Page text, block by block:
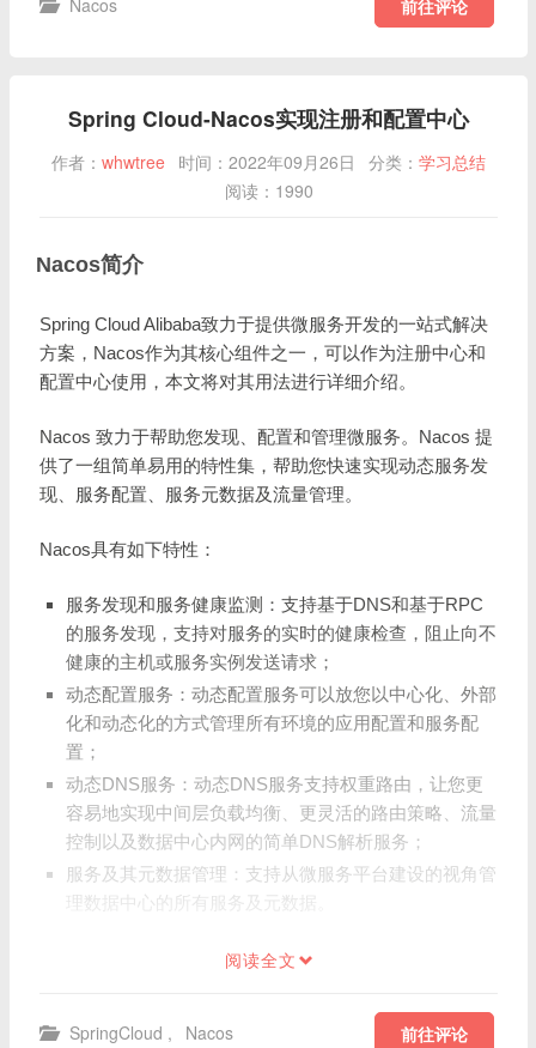
Nacos 前往评论
Spring Cloud-Nacos实现注册和配置中心
作者： whwtree 时间：2022年09月26日 分类： 学习总结
阅读：1990
Nacos简介
Spring Cloud Alibaba致力于提供微服务开发的一站式解决
方案，Nacos作为其核心组件之一，可以作为注册中心和
配置中心使用，本文将对其用法进行详细介绍。
Nacos 致力于帮助您发现、配置和管理微服务。Nacos 提
供了一组简单易用的特性集，帮助您快速实现动态服务发
现、服务配置、服务元数据及流量管理。
Nacos具有如下特性：
服务发现和服务健康监测：支持基于DNS和基于RPC
的服务发现，支持对服务的实时的健康检查，阻止向不
健康的主机或服务实例发送请求；
动态配置服务：动态配置服务可以放您以中心化、外部
化和动态化的方式管理所有环境的应用配置和服务配
置；
动态DNS服务：动态DNS服务支持权重路由，让您更
容易地实现中间层负载均衡、更灵活的路由策略、流量
控制以及数据中心内网的简单DNS解析服务；
服务及其元数据管理：支持从微服务平台建设的视角管
理数据中心的所有服务及元数据。
阅读全文
SpringCloud , Nacos 前往评论